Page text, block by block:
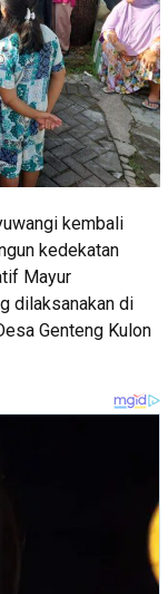
kembali
kedekatan
Mayur
dilaksanakan di
Genteng Kulon